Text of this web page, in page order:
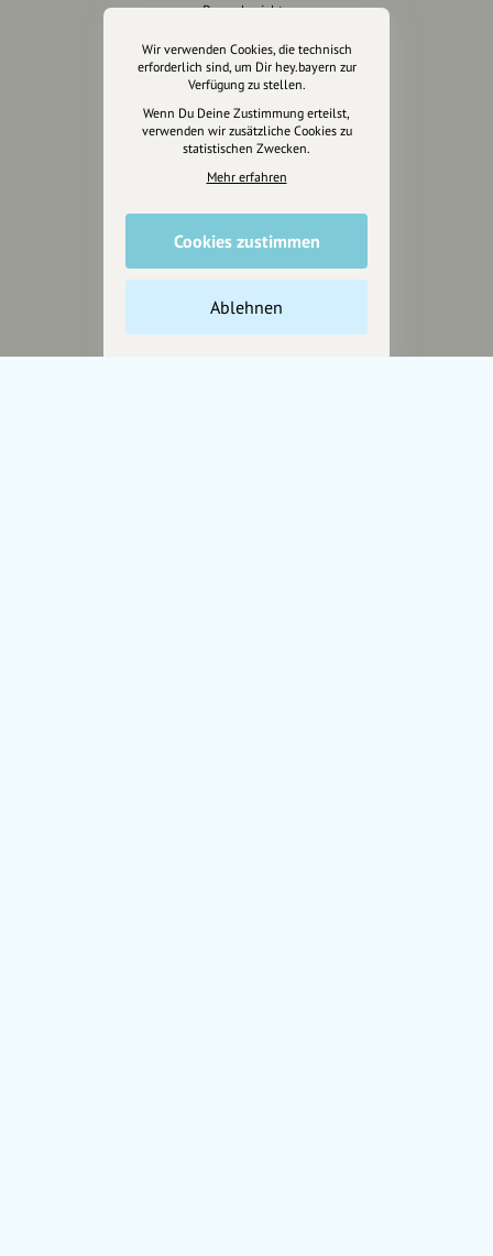
Presseberichte
Wir unterstützen Euch
Fotografie & mehr
Marketing
Design & Branding
Anakin Design
Unterstütze
unsere Plattform
Wir verwenden Cookies, die technisch
erforderlich sind, um Dir hey.bayern zur
Verfügung zu stellen.
Wenn Du Deine Zustimmung erteilst,
verwenden wir zusätzliche Cookies zu
statistischen Zwecken.
Mehr erfahren
Cookies zustimmen
Ablehnen